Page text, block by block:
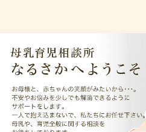
ご
よく
ケ